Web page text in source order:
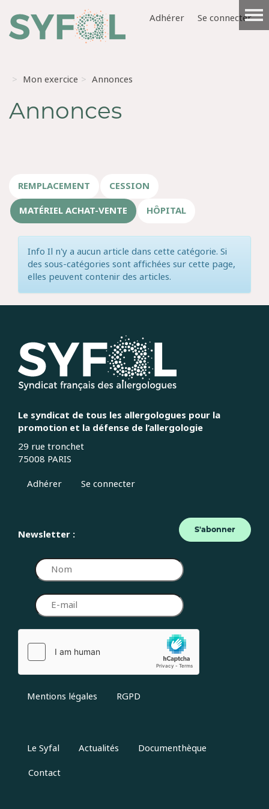
Adhérer Se connecter
Mon exercice Annonces
Annonces
REMPLACEMENT
CESSION
MATÉRIEL ACHAT-VENTE
HÔPITAL
Info Il n'y a aucun article dans cette catégorie. Si
des sous-catégories sont affichées sur cette page,
elles peuvent contenir des articles.
Le syndicat de tous les allergologues pour la
promotion et la défense de l’allergologie
29 rue tronchet
75008 PARIS
Adhérer
Se connecter
Newsletter : S'abonner
Mentions légales RGPD
Le Syfal Actualités
Documenthèque
Contact